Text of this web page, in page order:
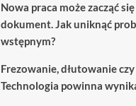
Nowa praca może zacząć
dokument. Jak uniknąć
wstępnym?
Frezowanie, dłutowanie
Technologia powinna